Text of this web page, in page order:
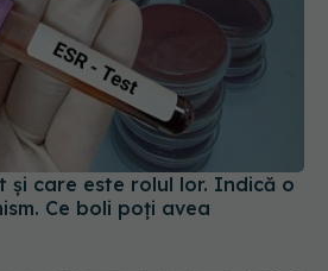
și care este rolul lor. Indică o
Ce boli poți avea